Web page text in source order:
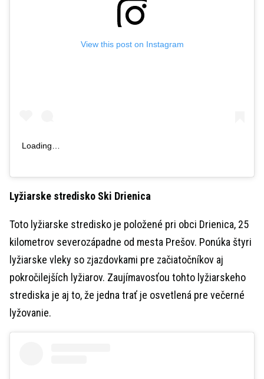
View this post on Instagram
Loading…
Lyžiarske stredisko Ski Drienica
Toto lyžiarske stredisko je položené pri obci Drienica, 25
kilometrov severozápadne od mesta Prešov. Ponúka štyri
lyžiarske vleky so zjazdovkami pre začiatočníkov aj
pokročilejších lyžiarov. Zaujímavosťou tohto lyžiarskeho
strediska je aj to, že jedna trať je osvetlená pre večerné
lyžovanie.